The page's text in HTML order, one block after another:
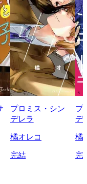
プロミス・シン
デレラ
橘オレコ
完結
プ
デ
橘
完